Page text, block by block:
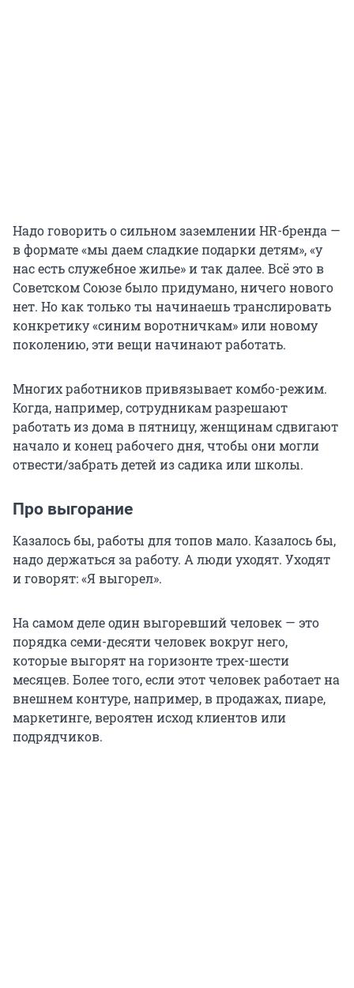
Надо говорить о сильном заземлении HR-бренда —
в формате «мы даем сладкие подарки детям», «у
нас есть служебное жилье» и так далее. Всё это в
Советском Союзе было придумано, ничего нового
нет. Но как только ты начинаешь транслировать
конкретику «синим воротничкам» или новому
поколению, эти вещи начинают работать.
Многих работников привязывает комбо-режим.
Когда, например, сотрудникам разрешают
работать из дома в пятницу, женщинам сдвигают
начало и конец рабочего дня, чтобы они могли
отвести/забрать детей из садика или школы.
Про выгорание
Казалось бы, работы для топов мало. Казалось бы,
надо держаться за работу. А люди уходят. Уходят
и говорят: «Я выгорел».
На самом деле один выгоревший человек — это
порядка семи-десяти человек вокруг него,
которые выгорят на горизонте трех-шести
месяцев. Более того, если этот человек работает на
внешнем контуре, например, в продажах, пиаре,
маркетинге, вероятен исход клиентов или
подрядчиков.